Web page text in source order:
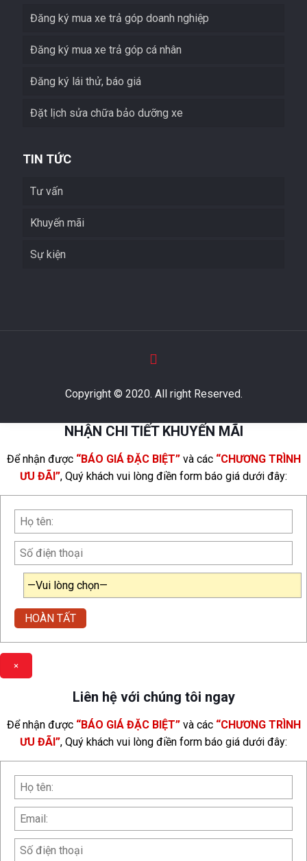
Đăng ký mua xe trả góp doanh nghiệp
Đăng ký mua xe trả góp cá nhân
Đăng ký lái thử, báo giá
Đặt lịch sửa chữa bảo dưỡng xe
TIN TỨC
Tư vấn
Khuyến mãi
Sự kiện
Copyright © 2020. All right Reserved.
NHẬN CHI TIẾT KHUYẾN MÃI
Để nhận được “BÁO GIÁ ĐẶC BIỆT”và các “CHƯƠNG TRÌNH
ƯU ĐÃI”, Quý khách vui lòng điền form báo giá dưới đây:
×
Liên hệ với chúng tôi ngay
Để nhận được “BÁO GIÁ ĐẶC BIỆT”và các “CHƯƠNG TRÌNH
ƯU ĐÃI”, Quý khách vui lòng điền form báo giá dưới đây: